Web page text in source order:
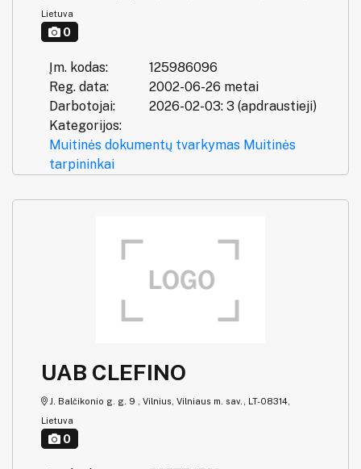
Lietuva
0
Įm. kodas:
125986096
Reg. data:
2002-06-26 metai
Darbotojai:
2026-02-03: 3 (apdraustieji)
Kategorijos:
Muitinės dokumentų tvarkymas Muitinės
tarpininkai
UAB CLEFINO
J. Balčikonio g. g. 9 , Vilnius, Vilniaus m. sav., LT-08314,
Lietuva
0